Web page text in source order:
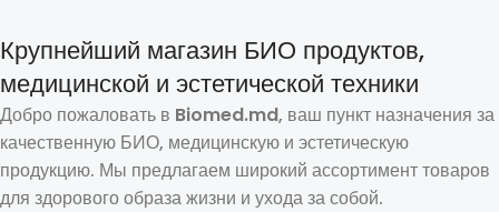
Крупнейший магазин БИО продуктов,
медицинской и эстетической техники
Добро пожаловать в Biomed.md, ваш пункт назначения за
качественную БИО, медицинскую и эстетическую
продукцию. Мы предлагаем широкий ассортимент товаров
для здорового образа жизни и ухода за собой.